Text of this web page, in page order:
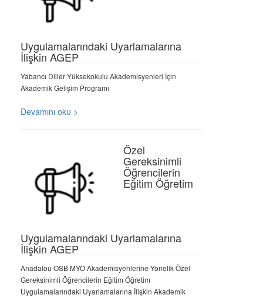
Uygulamalarındaki Uyarlamalarına
İlişkin AGEP
Yabancı Diller Yüksekokulu Akademisyenleri İçin
Akademik Gelişim Programı
Devamını oku >
Özel
Gereksinimli
Öğrencilerin
Eğitim Öğretim
Uygulamalarındaki Uyarlamalarına
İlişkin AGEP
Anadalou OSB MYO Akademisyenlerine Yönelik Özel
Gereksinimli Öğrencilerin Eğitim Öğretim
Uygulamalarındaki Uyarlamalarına İlişkin Akademik